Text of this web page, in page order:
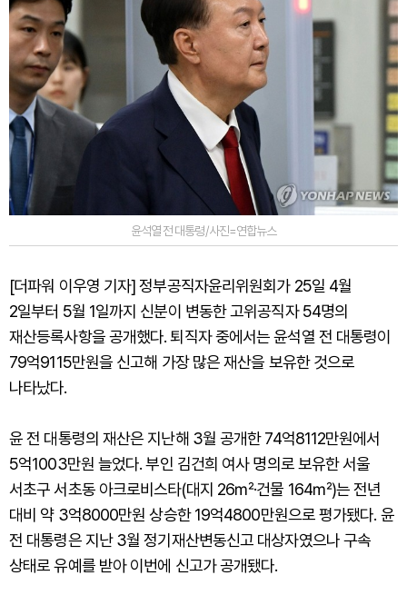
윤석열 전 대통령/사진=연합뉴스
[더파워 이우영 기자] 정부공직자윤리위원회가 25일 4월
2일부터 5월 1일까지 신분이 변동한 고위공직자 54명의
재산등록사항을 공개했다. 퇴직자 중에서는 윤석열 전 대통령이
79억9115만원을 신고해 가장 많은 재산을 보유한 것으로
나타났다.
윤 전 대통령의 재산은 지난해 3월 공개한 74억8112만원에서
5억1003만원 늘었다. 부인 김건희 여사 명의로 보유한 서울
서초구 서초동 아크로비스타(대지 26㎡·건물 164㎡)는 전년
대비 약 3억8000만원 상승한 19억4800만원으로 평가됐다. 윤
전 대통령은 지난 3월 정기재산변동신고 대상자였으나 구속
상태로 유예를 받아 이번에 신고가 공개됐다.